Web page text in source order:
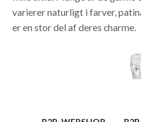
varierer naturligt i farver,
er en stor del af deres charme.